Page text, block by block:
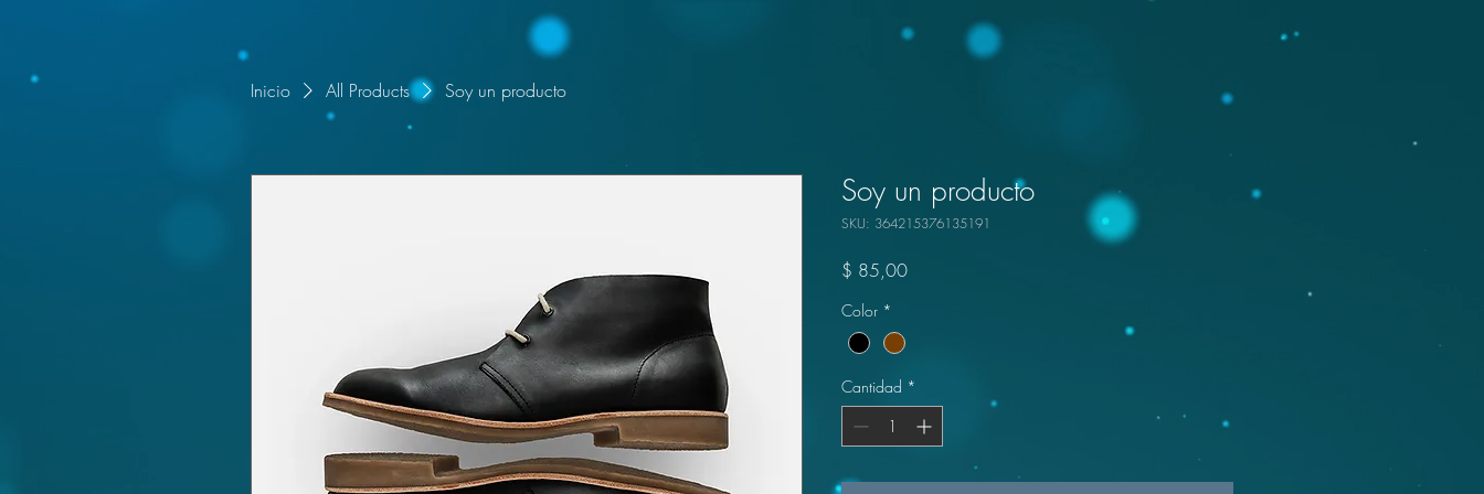
Inicio All Products Soy un producto
Soy un producto
SKU: 364215376135191
$ 85,00Precio
Color *
Cantidad *